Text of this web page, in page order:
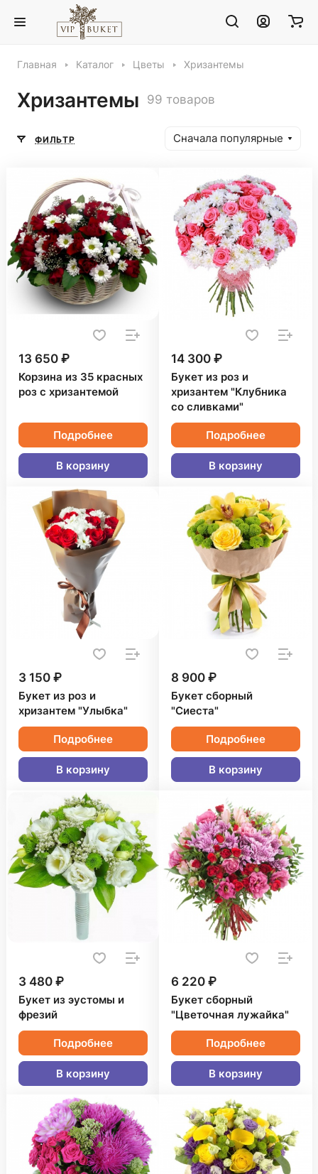
Главная Каталог Цветы Хризантемы
Хризантемы 99 товаров
ФИЛЬТР Сначала популярные
13 650 ₽
Корзина из 35 красных
роз с хризантемой
Подробнее
В корзину
14 300 ₽
Букет из роз и
хризантем "Клубника
со сливками"
Подробнее
В корзину
3 150 ₽
Букет из роз и
хризантем "Улыбка"
Подробнее
В корзину
8 900 ₽
Букет сборный
"Сиеста"
Подробнее
В корзину
3 480 ₽
Букет из эустомы и
фрезий
Подробнее
В корзину
6 220 ₽
Букет сборный
"Цветочная лужайка"
Подробнее
В корзину